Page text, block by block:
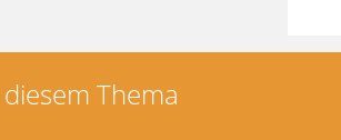
Thema